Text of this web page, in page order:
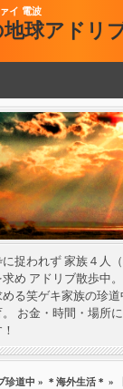
イ 電波
球アドリ
捉われず 家族４人
め アドリブ散歩中
る笑ゲキ家族の珍
お金・時間・場所
珍道中 » ＊海外生活＊ »